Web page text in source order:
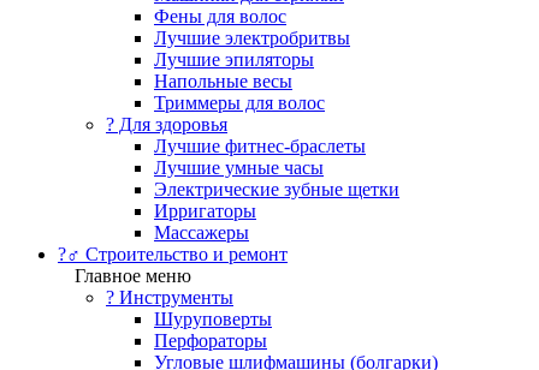
Фены для волос
Лучшие электробритвы
Лучшие эпиляторы
Напольные весы
Триммеры для волос
? Для здоровья
Лучшие фитнес-браслеты
Лучшие умные часы
Электрические зубные щетки
Ирригаторы
Массажеры
?‍♂️ Строительство и ремонт
Главное меню
?️ Инструменты
Шуруповерты
Перфораторы
Угловые шлифмашины (болгарки)